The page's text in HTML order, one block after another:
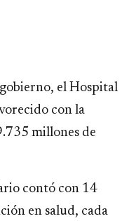
el Hospital
con la
millones de
contó con 14
en salud, cada